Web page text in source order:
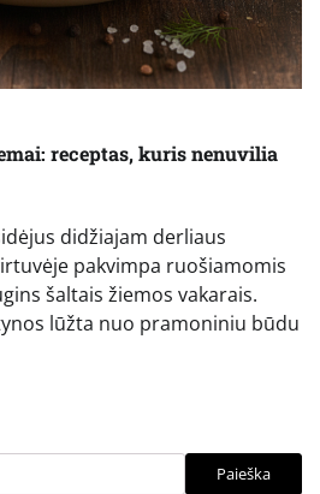
receptas, kuris nenuvilia
didžiajam derliaus
pakvimpa ruošiamomis
šaltais žiemos vakarais.
lūžta nuo pramoniniu būdu
Paieška